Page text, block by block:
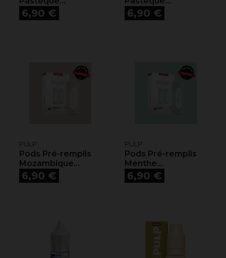
Prix
6,90 € Prix
6,90 €
PULP
Pods Pré-remplis
Mozambique...
Prix
6,90 €
PULP
Pods Pré-remplis
Menthe...
Prix
6,90 €